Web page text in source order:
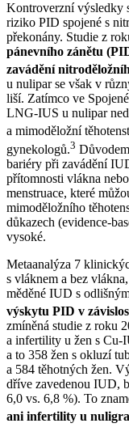
Kontroverzní výsledky
riziko PID spojené s
překonány. Studie z
pánevního zánětu
zavádění
u nulipar se však v
liší. Zatímco ve
LNG-IUS u nulipar
a mimoděložní
gynekologů.3
bariéry při zavádění
přítomnosti vlákna
menstruace, které
mimoděložního
důkazech (evidence-
vysoké.
Metaanalýza 7
s vláknem a bez
měděné IUD s
výskytu PID v
zmíněná studie z roku
a infertility u žen s Cu-
a to 358 žen s okluzí
a 584 těhotných žen.
dříve zavedenou IUD,
6,0 vs. 6,8 %). To
ani infertility u